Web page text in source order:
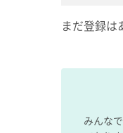
まだ登録は
みんな